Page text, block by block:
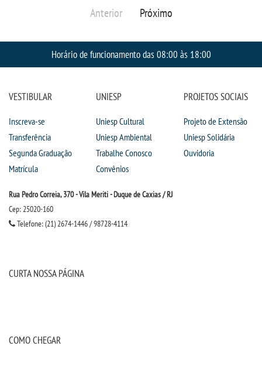
Anterior Próximo
Horário de funcionamento das 08:00 às 18:00
VESTIBULAR
Inscreva-se
Transferência
Segunda Graduação
Matrícula
UNIESP
Uniesp Cultural
Uniesp Ambiental
Trabalhe Conosco
Convênios
PROJETOS SOCIAIS
Projeto de Extensão
Uniesp Solidária
Ouvidoria
Rua Pedro Correia, 370 - Vila Meriti - Duque de Caxias / RJ
Cep: 25020-160
Telefone: (21) 2674-1446 / 98728-4114
CURTA NOSSA PÁGINA
COMO CHEGAR